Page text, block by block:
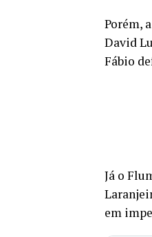
Porém,
David
Fábio
Já o
em